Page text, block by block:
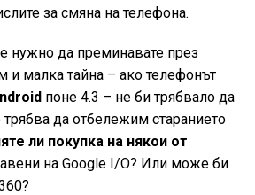
за смяна на телефона.
нужно да преминавате през
и малка тайна – ако телефонът
поне 4.3 – не би трябвало да
да отбележим старанието
ли покупка на някои от
на Google I/O? Или може би